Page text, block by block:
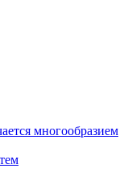
многообразием